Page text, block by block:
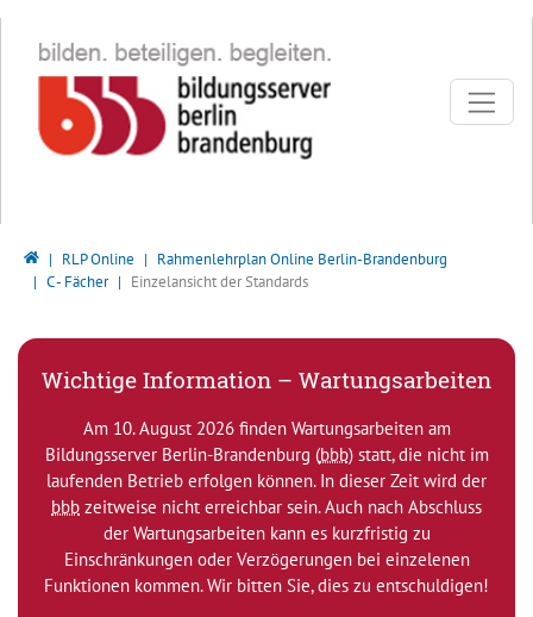
Bildungsserver Berlin - Brandenburg
RLP Online
Rahmenlehrplan Online Berlin-Brandenburg
C - Fächer
Einzelansicht der Standards
Wichtige Information – Wartungsarbeiten
Am 10. August 2026 finden Wartungsarbeiten am
Bildungsserver Berlin-Brandenburg (bbb) statt, die nicht im
laufenden Betrieb erfolgen können. In dieser Zeit wird der
bbb zeitweise nicht erreichbar sein. Auch nach Abschluss
der Wartungsarbeiten kann es kurzfristig zu
Einschränkungen oder Verzögerungen bei einzelenen
Funktionen kommen. Wir bitten Sie, dies zu entschuldigen!